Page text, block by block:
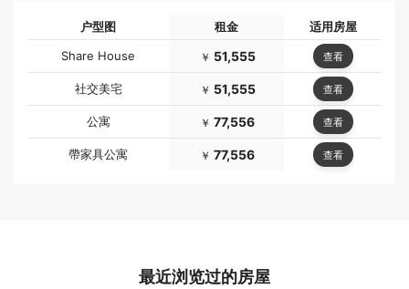
户型图 租金
适用房屋
Share House
￥ 51,555 查看
社交美宅 ￥ 51,555 查看
公寓 ￥ 77,556 查看
帶家具公寓 ￥ 77,556 查看
最近浏览过的房屋